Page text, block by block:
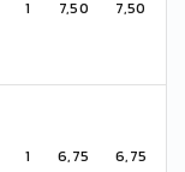
1 7,50 7,50
1 6,75 6,75